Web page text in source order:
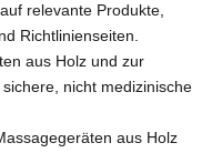
relevante Produkte,
Richtlinienseiten.
aus Holz und zur
nicht medizinische
aus Holz